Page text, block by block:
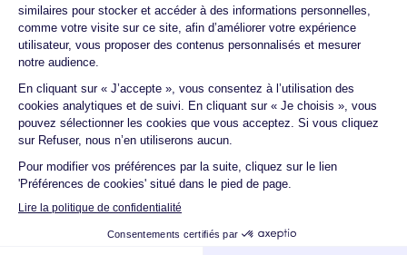
Vérifiez vos capacités de remboursement avant de
vous engager.
Aucun versement, de quelque nature que ce soit, ne
peut être exigé d'un particulier avant l'obtention
d'un ou plusieurs prêts d'argent.
© 2026 Guide du crédit •Plan du site• Mentions
Accessibilité Contact